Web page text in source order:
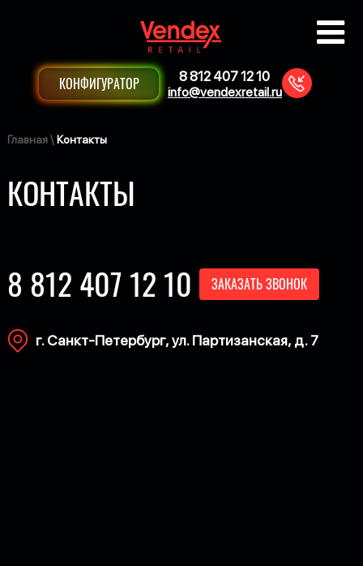
КОНФИГУРАТОР 8 812 407 12 10
info@vendexretail.ru
Главная\ Контакты
КОНТАКТЫ
8 812 407 12 10
ЗАКАЗАТЬ ЗВОНОК
г. Санкт-Петербург, ул. Партизанская, д. 7